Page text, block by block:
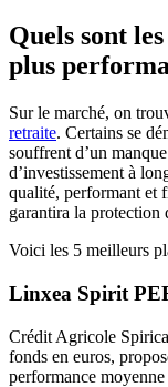
Quels sont
plus
Sur le marché, on
retraite. Certains se
souffrent d’un
d’investissement à
qualité, performant et
garantira la protection
Voici les 5 meilleurs
Linxea Spirit
Crédit Agricole
fonds en euros,
performance